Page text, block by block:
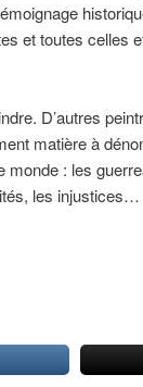
et toutes celles
D’autres
matière à
monde : les
les injustices…